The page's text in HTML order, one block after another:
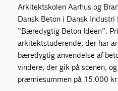
Arkitektskolen Aarhus og
Dansk Beton i Dansk
”Bæredygtig Beton Idéen”.
arkitektstuderende, der har
bæredygtig anvendelse af
vindere, der gik på scenen,
præmiesummen på 15.000 kr.